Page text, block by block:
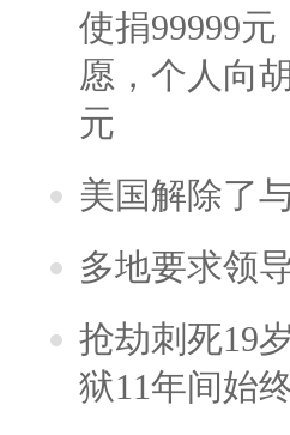
使捐99999
愿，个人向
元
美国解除了
多地要求领
抢劫刺死19
狱11年间始